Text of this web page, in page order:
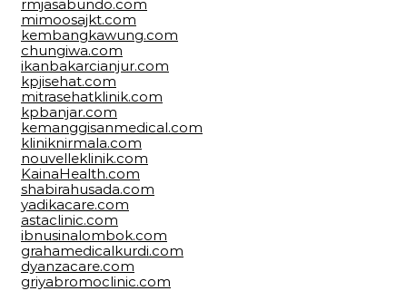
rmjasabundo.com
mimoosajkt.com
kembangkawung.com
chungiwa.com
ikanbakarcianjur.com
kpjisehat.com
mitrasehatklinik.com
kpbanjar.com
kemanggisanmedical.com
kliniknirmala.com
nouvelleklinik.com
KainaHealth.com
shabirahusada.com
yadikacare.com
astaclinic.com
ibnusinalombok.com
grahamedicalkurdi.com
dyanzacare.com
griyabromoclinic.com